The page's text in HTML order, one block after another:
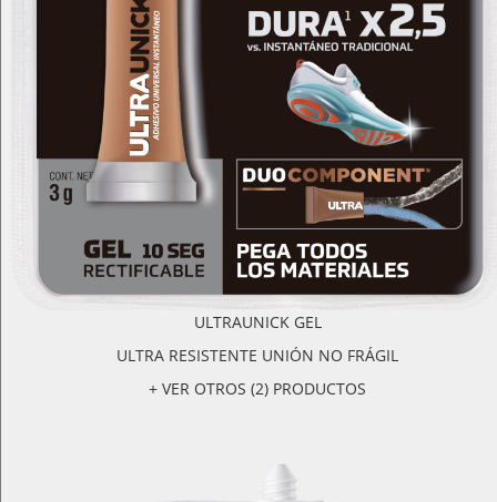
ULTRAUNICK GEL
ULTRA RESISTENTE UNIÓN NO FRÁGIL
+ VER OTROS (2) PRODUCTOS